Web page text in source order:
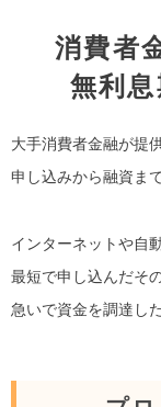
消費者
無利
大手消費者金融が提
申し込みから融資ま
インターネットや自
最短で申し込んだそ
急いで資金を調達し